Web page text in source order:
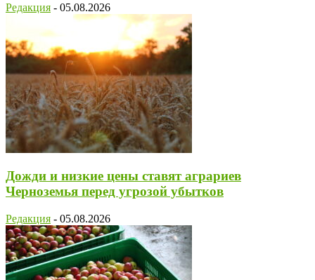
Редакция - 05.08.2026
Дожди и низкие цены ставят аграриев
Черноземья перед угрозой убытков
Редакция - 05.08.2026